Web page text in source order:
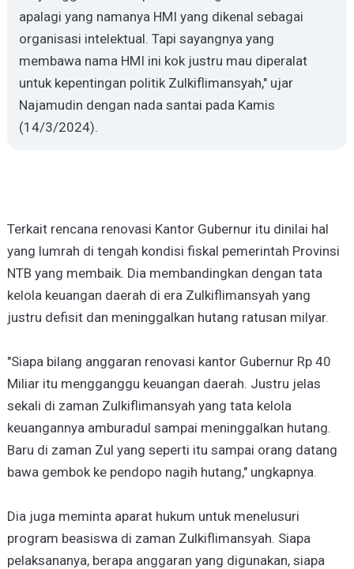
apalagi yang namanya HMI yang dikenal sebagai
organisasi intelektual. Tapi sayangnya yang
membawa nama HMI ini kok justru mau diperalat
untuk kepentingan politik Zulkiflimansyah," ujar
Najamudin dengan nada santai pada Kamis
(14/3/2024).
Terkait rencana renovasi Kantor Gubernur itu dinilai hal
yang lumrah di tengah kondisi fiskal pemerintah Provinsi
NTB yang membaik. Dia membandingkan dengan tata
kelola keuangan daerah di era Zulkiflimansyah yang
justru defisit dan meninggalkan hutang ratusan milyar.
"Siapa bilang anggaran renovasi kantor Gubernur Rp 40
Miliar itu mengganggu keuangan daerah. Justru jelas
sekali di zaman Zulkiflimansyah yang tata kelola
keuangannya amburadul sampai meninggalkan hutang.
Baru di zaman Zul yang seperti itu sampai orang datang
bawa gembok ke pendopo nagih hutang," ungkapnya.
Dia juga meminta aparat hukum untuk menelusuri
program beasiswa di zaman Zulkiflimansyah. Siapa
pelaksananya, berapa anggaran yang digunakan, siapa